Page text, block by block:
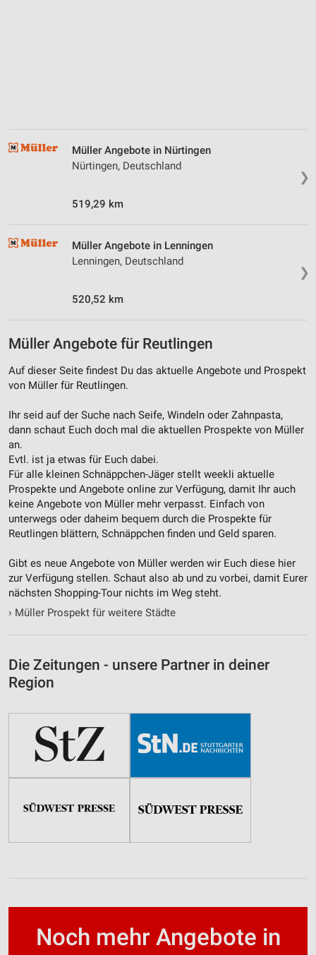
❯
Müller Angebote in Nürtingen
Nürtingen, Deutschland
519,29 km
❯
Müller Angebote in Lenningen
Lenningen, Deutschland
520,52 km
Müller Angebote für Reutlingen
Auf dieser Seite findest Du das aktuelle Angebote und Prospekt
von Müller für Reutlingen.
Ihr seid auf der Suche nach Seife, Windeln oder Zahnpasta,
dann schaut Euch doch mal die aktuellen Prospekte von Müller
an.
Evtl. ist ja etwas für Euch dabei.
Für alle kleinen Schnäppchen-Jäger stellt weekli aktuelle
Prospekte und Angebote online zur Verfügung, damit Ihr auch
keine Angebote von Müller mehr verpasst. Einfach von
unterwegs oder daheim bequem durch die Prospekte für
Reutlingen blättern, Schnäppchen finden und Geld sparen.
Gibt es neue Angebote von Müller werden wir Euch diese hier
zur Verfügung stellen. Schaut also ab und zu vorbei, damit Eurer
nächsten Shopping-Tour nichts im Weg steht.
› Müller Prospekt für weitere Städte
Die Zeitungen - unsere Partner in deiner
Region
Noch mehr Angebote in